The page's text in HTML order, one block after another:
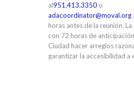
al951.413.3350 o
adacoordinator@moval.org
horas antes de la reunión.
con 72 horas de
Ciudad hacer arreglos
garantizar la accesibilidad a